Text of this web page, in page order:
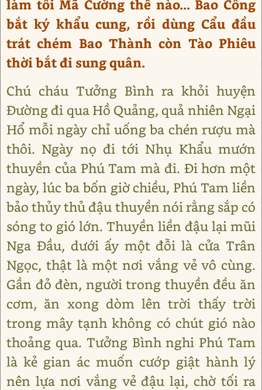
làm tôi Mã Cường thế nào... Bao Công
bắt ký khẩu cung, rồi dùng Cẩu đầu
trát chém Bao Thành còn Tào Phiêu
thời bắt đi sung quân.
Chú cháu Tưởng Bình ra khỏi huyện
Đường đi qua Hồ Quảng, quả nhiên Ngại
Hổ mỗi ngày chỉ uống ba chén rượu mà
thôi. Ngày nọ đi tới Nhụ Khẩu mướn
thuyền của Phú Tam mà đi. Đi hơn một
ngày, lúc ba bốn giờ chiều, Phú Tam liền
bảo thủy thủ đậu thuyền nói rằng sắp có
sóng to gió lớn. Thuyền liền đậu lại mũi
Nga Đầu, dưới ấy một đỗi là cửa Trân
Ngọc, thật là một nơi vắng vẻ vô cùng.
Gần đỏ đèn, người trong thuyền đều ăn
cơm, ăn xong dòm lên trời thấy trời
trong mây tạnh không có chút gió nào
thoảng qua. Tưởng Bình nghi Phú Tam
là kẻ gian ác muốn cướp giật hành lý
nên lựa nơi vắng vẻ đậu lại, chờ tối ra